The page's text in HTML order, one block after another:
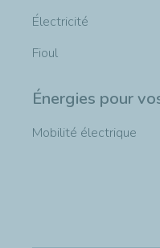
Électricité
Fioul
Énergies pour
Mobilité électrique